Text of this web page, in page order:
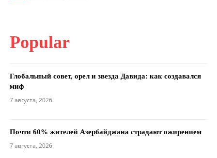
Popular
Глобальный совет, орел и звезда Давида: как создавался
миф
7 августа, 2026
Почти 60% жителей Азербайджана страдают ожирением
7 августа, 2026